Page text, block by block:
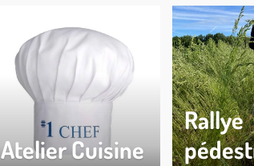
Atelier Cuisine
Rallye